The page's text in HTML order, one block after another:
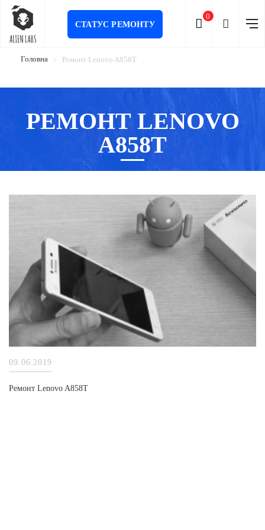
Головна Ремонт Lenovo A858T
РЕМОНТ LENOVO
A858T
09.06.2019
Ремонт Lenovo A858T
СТАТУС РЕМОНТУ
0